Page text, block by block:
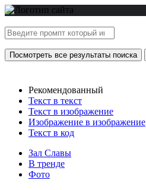
Посмотреть все результаты поиска
Рекомендованный
Текст в текст
Текст в изображение
Изображение в изображение
Текст в код
Зал Славы
В тренде
Фото